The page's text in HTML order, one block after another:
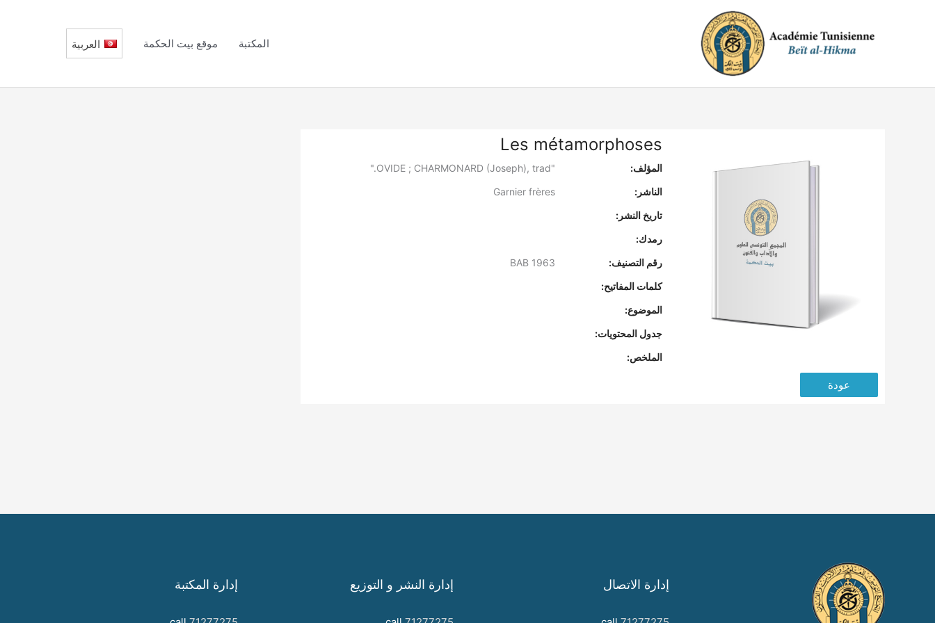
المكتبة موقع بيت الحكمة العربية
Les métamorphoses
المؤلف:
"OVIDE ; CHARMONARD (Joseph), trad."
الناشر:
تاريخ النشر:
رمدك:
رقم التصنيف:
كلمات المفاتيح:
الموضوع:
جدول المحتويات:
الملخص:
عودة
إدارة الاتصال إدارة النشر و التوزيع إدارة المكتبة